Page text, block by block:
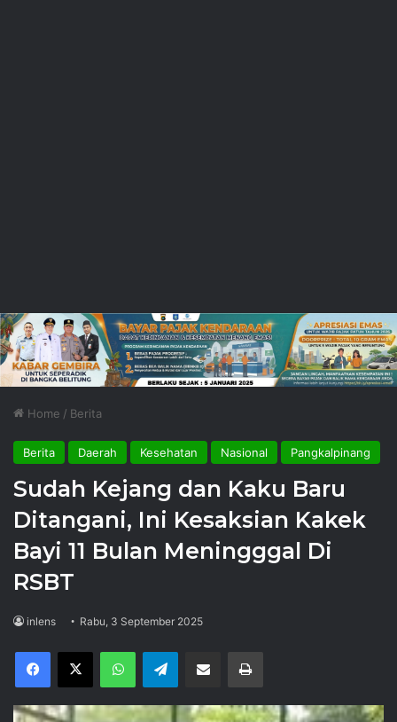
Home / Berita
Berita Daerah Kesehatan Nasional Pangkalpinang
Sudah Kejang dan Kaku Baru
Ditangani, Ini Kesaksian Kakek
Bayi 11 Bulan Meningggal Di
RSBT
inlens Rabu, 3 September 2025
Facebook
X WhatsAppTelegram Share via Email Print